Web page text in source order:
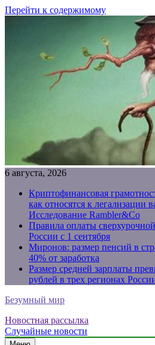
Перейти к содержимому
6 августа, 2026
Криптофинансовая
как относятся к легализации
Исследование Rambler&Co
Правила оплаты
России с 1 сентября
Миронов: размер пенсий в
40% от заработка
Размер средней зарплаты
рублей в трех регионах
Безумный мир
Новостная рассылка
Случайные новости